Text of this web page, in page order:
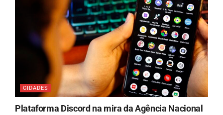
CIDADES
Plataforma Discord na mira da Agência Nacional